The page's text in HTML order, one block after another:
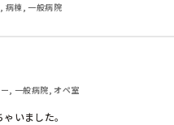
だとでも思ってるのか？
吐き出しとこ！
病棟, 一般病院
, 一般病院, オペ室
いました。